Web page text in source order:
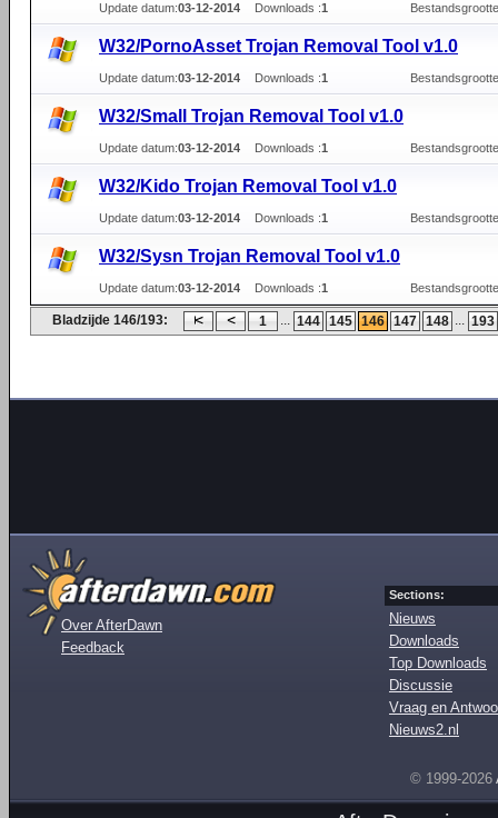
Update datum:03-12-2014 Downloads :1
W32/PornoAsset Trojan Removal Tool v1.0
Update datum:03-12-2014 Downloads :1
W32/Small Trojan Removal Tool v1.0
Update datum:03-12-2014 Downloads :1
W32/Kido Trojan Removal Tool v1.0
Update datum:03-12-2014 Downloads :1
W32/Sysn Trojan Removal Tool v1.0
Update datum:03-12-2014 Downloads :1
Bladzijde 146/193: 1 ... 144 145 146 147 148 ... 193
Over AfterDawn
Feedback
Sections:
Nieuws
Downloads
Top Downloads
Discussie
Vraag en
Nieuws2.nl
© 1999-2026